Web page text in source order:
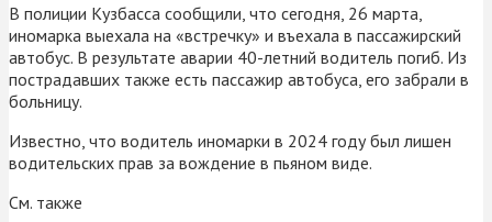
В полиции Кузбасса сообщили, что сегодня, 26 марта,
иномарка выехала на «встречку» и въехала в пассажирский
автобус. В результате аварии 40-летний водитель погиб. Из
пострадавших также есть пассажир автобуса, его забрали в
больницу.
Известно, что водитель иномарки в 2024 году был лишен
водительских прав за вождение в пьяном виде.
См. также